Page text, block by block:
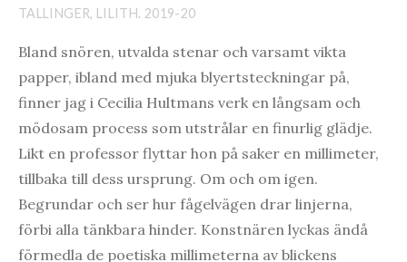
TALLINGER, LILITH. 2019-20
Bland snören, utvalda stenar och varsamt vikta
papper, ibland med mjuka blyertsteckningar på,
finner jag i Cecilia Hultmans verk en långsam och
mödosam process som utstrålar en finurlig glädje.
Likt en professor flyttar hon på saker en millimeter,
tillbaka till dess ursprung. Om och om igen.
Begrundar och ser hur fågelvägen drar linjerna,
förbi alla tänkbara hinder. Konstnären lyckas ändå
förmedla de poetiska millimeterna av blickens